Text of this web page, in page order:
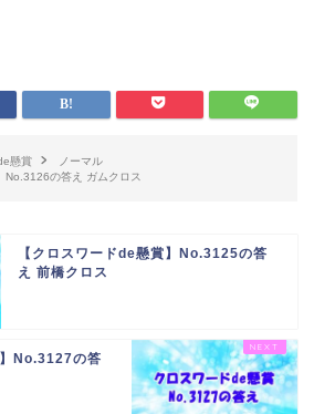
懸賞
ノーマル
No.3126の答え ガムクロス
【クロスワードde懸賞】No.3125の答
え 前橋クロス
No.3127の答